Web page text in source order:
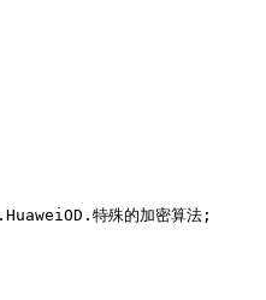
特殊的加密算法;